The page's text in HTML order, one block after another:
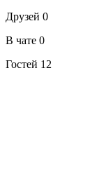
Друзей 0
В чате 0
Гостей 12